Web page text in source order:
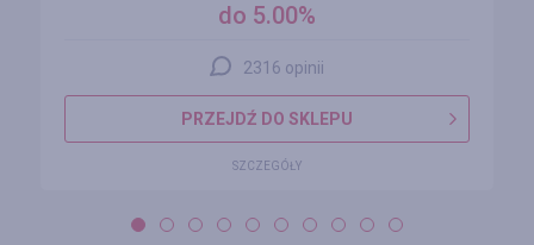
do 5.00%
2316 opinii
PRZEJDŹ DO SKLEPU
SZCZEGÓŁY